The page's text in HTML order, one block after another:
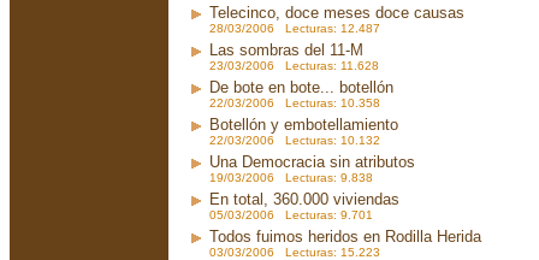
Telecinco, doce meses doce causas
28/03/2006 Lecturas: 12.487
Las sombras del 11-M
23/03/2006 Lecturas: 11.628
De bote en bote... botellón
22/03/2006 Lecturas: 10.358
Botellón y embotellamiento
22/03/2006 Lecturas: 10.132
Una Democracia sin atributos
19/03/2006 Lecturas: 9.838
En total, 360.000 viviendas
05/03/2006 Lecturas: 9.701
Todos fuimos heridos en Rodilla Herida
03/03/2006 Lecturas: 15.223